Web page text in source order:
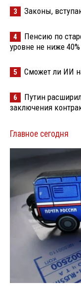
3 Законы,
4
Пенсию по
уровне не ниже
5 Сможет ли ИИ
6
Путин
заключения
Главное сегодня